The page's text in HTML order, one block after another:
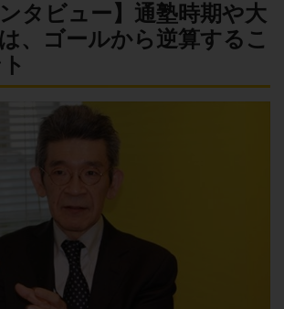
ンタビュー】通塾時期や大
、ゴールから逆算するこ